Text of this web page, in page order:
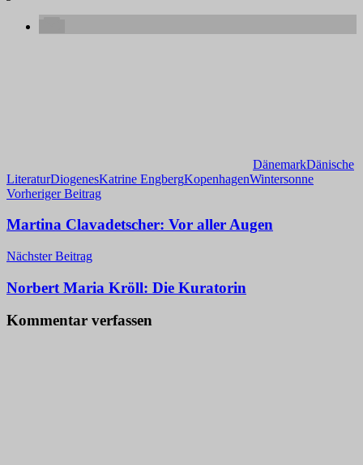
DänemarkDänische
LiteraturDiogenesKatrine EngbergKopenhagenWintersonne
Beitragsnavigation
Vorheriger Beitrag
Martina Clavadetscher: Vor aller Augen
Nächster Beitrag
Norbert Maria Kröll: Die Kuratorin
Kommentar verfassen